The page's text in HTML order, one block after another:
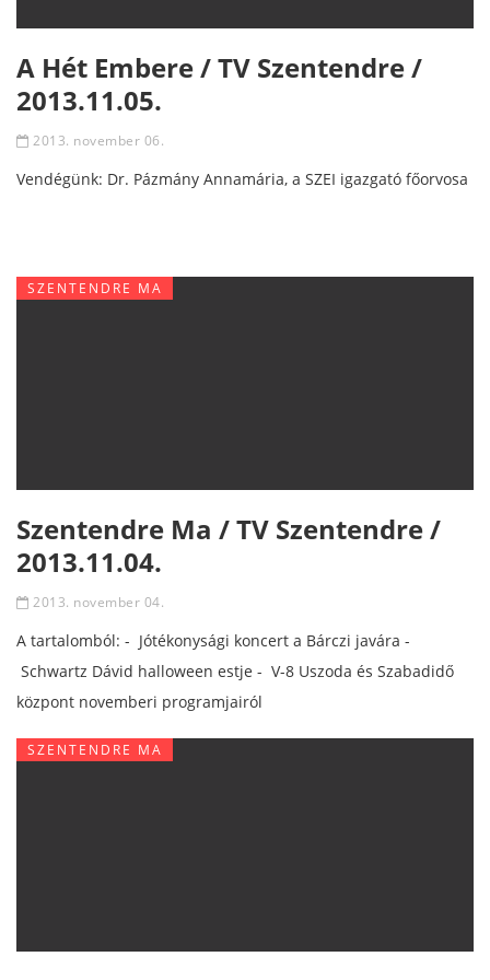
A Hét Embere / TV Szentendre /
2013.11.05.
2013. november 06.
Vendégünk: Dr. Pázmány Annamária, a SZEI igazgató főorvosa
SZENTENDRE MA
Szentendre Ma / TV Szentendre /
2013.11.04.
2013. november 04.
A tartalomból: - Jótékonysági koncert a Bárczi javára -
Schwartz Dávid halloween estje - V-8 Uszoda és Szabadidő
központ novemberi programjairól
SZENTENDRE MA